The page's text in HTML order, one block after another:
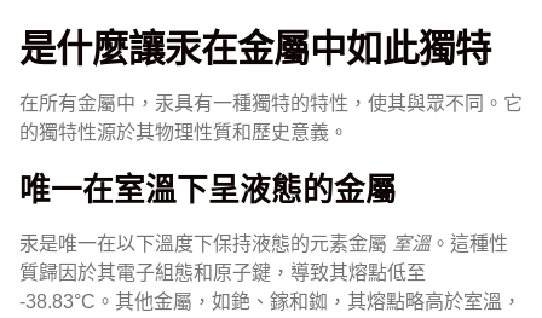
是什麼讓汞在金屬中如此獨特
在所有金屬中，汞具有一種獨特的特性，使其與眾不同。它
的獨特性源於其物理性質和歷史意義。
唯一在室溫下呈液態的金屬
汞是唯一在以下溫度下保持液態的元素金屬 室溫。這種性
質歸因於其電子組態和原子鍵，導致其熔點低至
-38.83°C。其他金屬，如銫、鎵和銣，其熔點略高於室溫，